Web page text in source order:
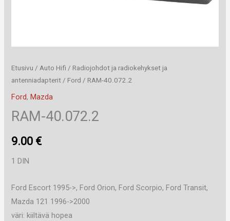
Etusivu / Auto Hifi / Radiojohdot ja radiokehykset ja
antenniadapterit / Ford / RAM-40.072.2
Ford,Mazda
RAM-40.072.2
9.00 €
1 DIN
Ford Escort 1995->, Ford Orion, Ford Scorpio, Ford Transit,
Mazda 121 1996->2000
väri: kiiltävä hopea